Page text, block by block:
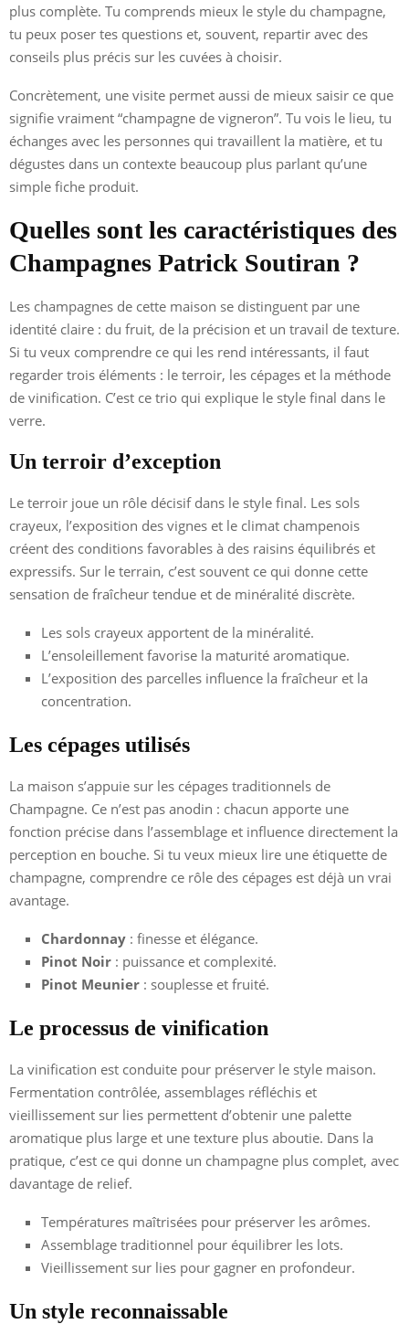
plus complète. Tu comprends mieux le style du champagne,
tu peux poser tes questions et, souvent, repartir avec des
conseils plus précis sur les cuvées à choisir.
Concrètement, une visite permet aussi de mieux saisir ce que
signifie vraiment “champagne de vigneron”. Tu vois le lieu, tu
échanges avec les personnes qui travaillent la matière, et tu
dégustes dans un contexte beaucoup plus parlant qu’une
simple fiche produit.
Quelles sont les caractéristiques des
Champagnes Patrick Soutiran ?
Les champagnes de cette maison se distinguent par une
identité claire : du fruit, de la précision et un travail de texture.
Si tu veux comprendre ce qui les rend intéressants, il faut
regarder trois éléments : le terroir, les cépages et la méthode
de vinification. C’est ce trio qui explique le style final dans le
verre.
Un terroir d’exception
Le terroir joue un rôle décisif dans le style final. Les sols
crayeux, l’exposition des vignes et le climat champenois
créent des conditions favorables à des raisins équilibrés et
expressifs. Sur le terrain, c’est souvent ce qui donne cette
sensation de fraîcheur tendue et de minéralité discrète.
Les sols crayeux apportent de la minéralité.
L’ensoleillement favorise la maturité aromatique.
L’exposition des parcelles influence la fraîcheur et la
concentration.
Les cépages utilisés
La maison s’appuie sur les cépages traditionnels de
Champagne. Ce n’est pas anodin : chacun apporte une
fonction précise dans l’assemblage et influence directement la
perception en bouche. Si tu veux mieux lire une étiquette de
champagne, comprendre ce rôle des cépages est déjà un vrai
avantage.
Chardonnay : finesse et élégance.
Pinot Noir : puissance et complexité.
Pinot Meunier : souplesse et fruité.
Le processus de vinification
La vinification est conduite pour préserver le style maison.
Fermentation contrôlée, assemblages réfléchis et
vieillissement sur lies permettent d’obtenir une palette
aromatique plus large et une texture plus aboutie. Dans la
pratique, c’est ce qui donne un champagne plus complet, avec
davantage de relief.
Températures maîtrisées pour préserver les arômes.
Assemblage traditionnel pour équilibrer les lots.
Vieillissement sur lies pour gagner en profondeur.
Un style reconnaissable